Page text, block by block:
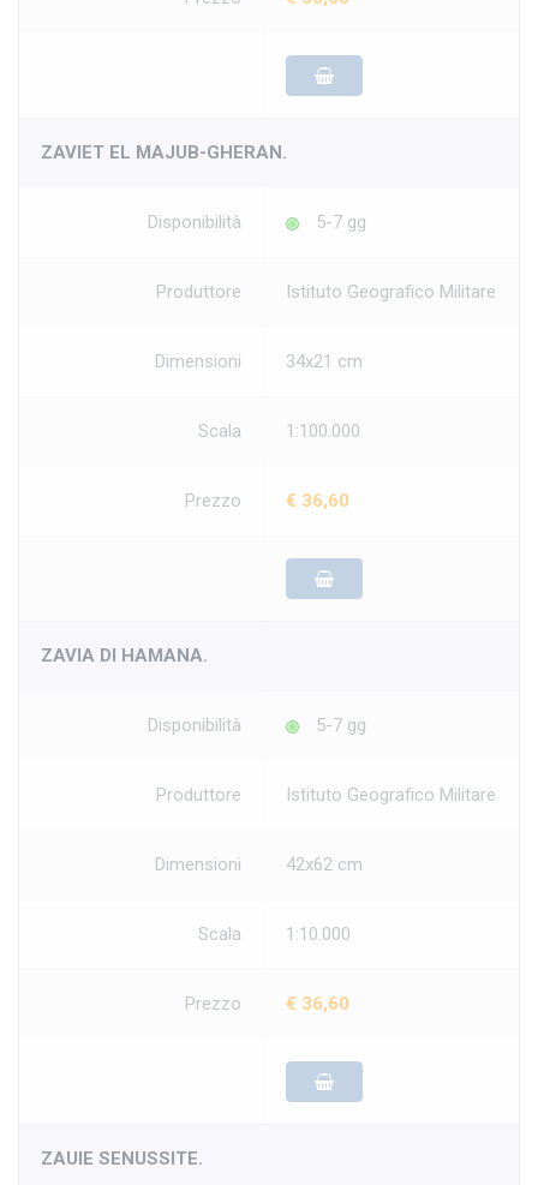
ZAVIET EL MAJUB-GHERAN.
Disponibilità 5-7 gg
Produttore Istituto Geografico Militare
Dimensioni 34x21 cm
Scala 1:100.000
Prezzo € 36,60
ZAVIA DI HAMANA.
Disponibilità 5-7 gg
Produttore Istituto Geografico Militare
Dimensioni 42x62 cm
Scala 1:10.000
Prezzo € 36,60
ZAUIE SENUSSITE.